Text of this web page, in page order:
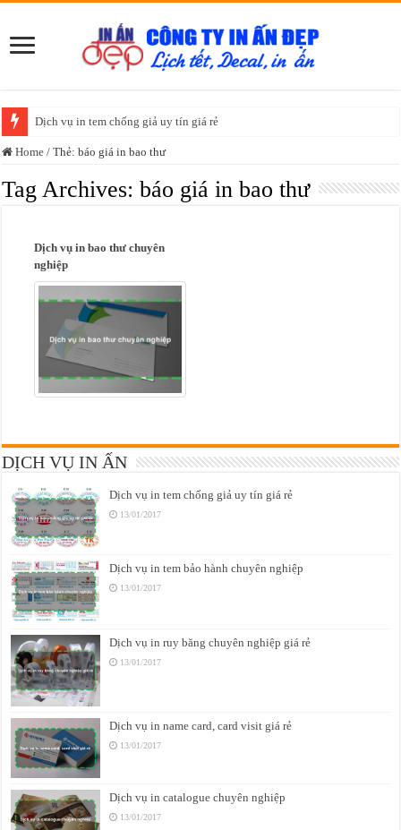
Dịch vụ in tem chống giả uy tín giá rẻ
Home / Thẻ:báo giá in bao thư
Tag Archives:báo giá in bao thư
Dịch vụ in bao thư chuyên
nghiệp
DỊCH VỤ IN ẤN
Dịch vụ in tem chống giả uy tín giá rẻ
13/01/2017
Dịch vụ in tem bảo hành chuyên nghiệp
13/01/2017
Dịch vụ in ruy băng chuyên nghiệp giá rẻ
13/01/2017
Dịch vụ in name card, card visit giá rẻ
13/01/2017
Dịch vụ in catalogue chuyên nghiệp
13/01/2017